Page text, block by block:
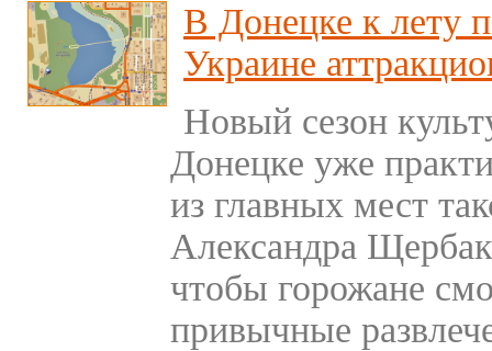
В Донецке к лету
Украине
Новый сезон
Донецке уже
из главных мест
Александра
чтобы горожане
привычные